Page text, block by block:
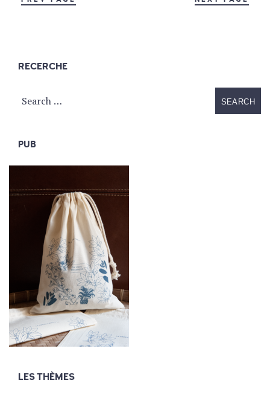
RECERCHE
PUB
LES THÈMES